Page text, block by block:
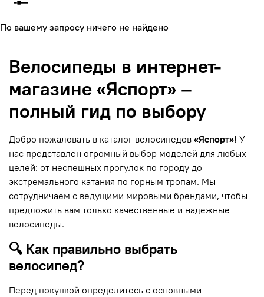
По вашему запросу ничего не найдено
Велосипеды в интернет-
магазине «Яспорт» –
полный гид по выбору
Добро пожаловать в каталог велосипедов «Яспорт»! У
нас представлен огромный выбор моделей для любых
целей: от неспешных прогулок по городу до
экстремального катания по горным тропам. Мы
сотрудничаем с ведущими мировыми брендами, чтобы
предложить вам только качественные и надежные
велосипеды.
🔍 Как правильно выбрать
велосипед?
Перед покупкой определитесь с основными